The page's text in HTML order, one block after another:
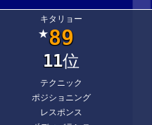
キタリョー
★89
11位
テクニック
ポジショニング
レスポンス